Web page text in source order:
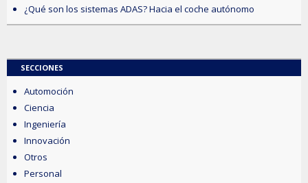
¿Qué son los sistemas ADAS? Hacia el coche autónomo
SECCIONES
Automoción
Ciencia
Ingeniería
Innovación
Otros
Personal